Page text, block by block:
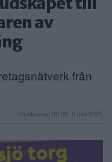
av
från
Publicerad 08:08, 8 juni 2025